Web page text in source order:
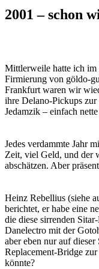
2001 – schon
Mittlerweile hatte ich im
Firmierung von göldo-
Frankfurt waren wir
ihre Delano-Pickups zur
Jedamzik – einfach
Jedes verdammte Jahr
Zeit, viel Geld, und der
abschätzen. Aber
Heinz Rebellius (siehe
berichtet, er habe eine
die diese sirrenden
Danelectro mit der
aber eben nur auf
Replacement-Bridge
könnte?